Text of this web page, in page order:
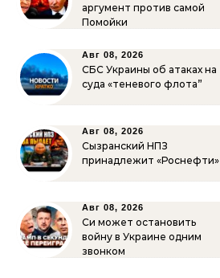
аргумент против самой
Помойки
Авг 08, 2026
СБС Украины об атаках на
суда «теневого флота”
Авг 08, 2026
Сызранский НПЗ
принадлежит «Роснефти»
Авг 08, 2026
Си может остановить
войну в Украине одним
звонком